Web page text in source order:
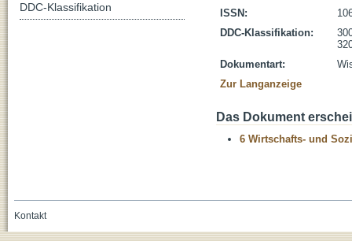
ISSN:
DDC-Klassifikation:
Dokumentart:
Zur Langanzeige
Das Dokument
6 Wirtschafts- und
DDC-Klassifikation
Kontakt